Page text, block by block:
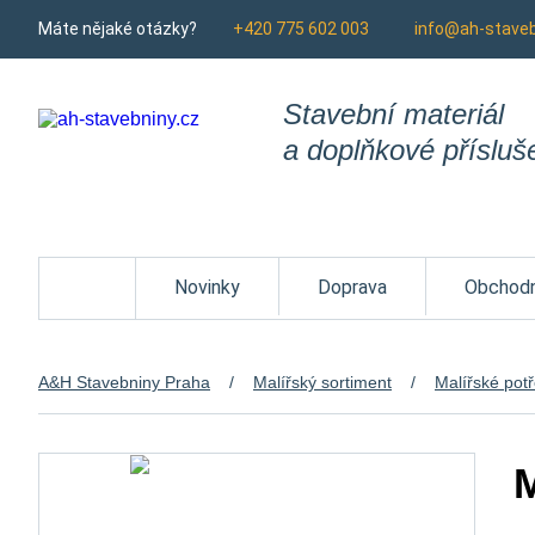
Máte nějaké otázky? +420 775 602 003 info@ah-
Stavební materiál
a doplňkové
Novinky Doprava
A&H Stavebniny Praha Malířský sortiment Malířské